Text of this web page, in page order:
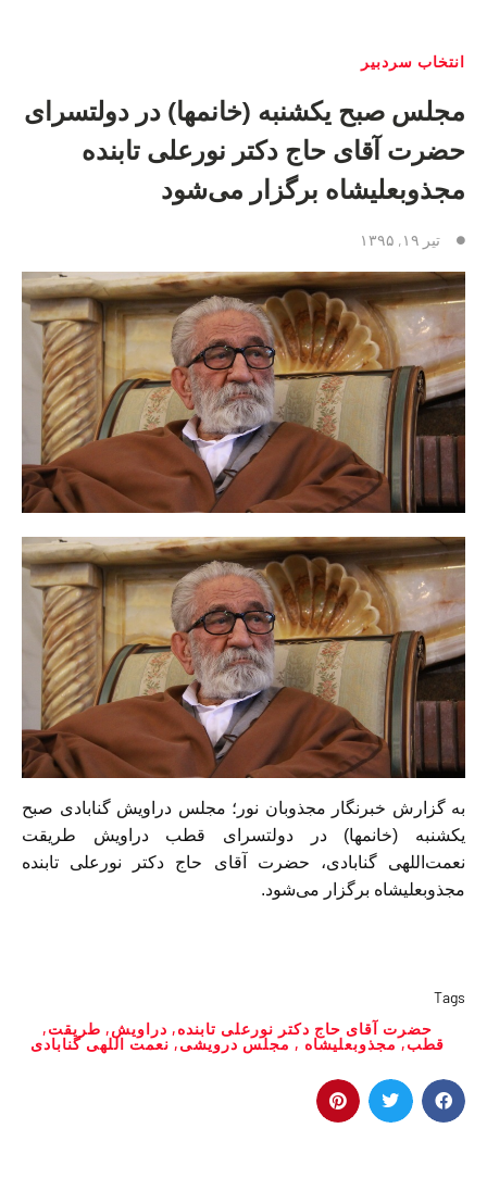
انتخاب سردبیر
مجلس صبح یکشنبه (خانمها) در دولتسرای
حضرت آقای حاج دکتر نورعلی تابنده
مجذوبعليشاه برگزار می‌شود
تیر ۱۹, ۱۳۹۵
به گزارش خبرنگار مجذوبان نور؛ مجلس دراویش گنابادی صبح
یکشنبه (خانمها) در دولتسرای قطب دراویش طریقت
نعمت‌اللهی گنابادی، حضرت آقای حاج دکتر نورعلی تابنده
مجذوبعليشاه برگزار می‌شود.
Tags
حضرت آقای حاج دکتر نورعلی تابنده, دراویش, طریقت,
قطب,مجذوبعليشاه , مجلس درویشی, نعمت اللهی گنابادی